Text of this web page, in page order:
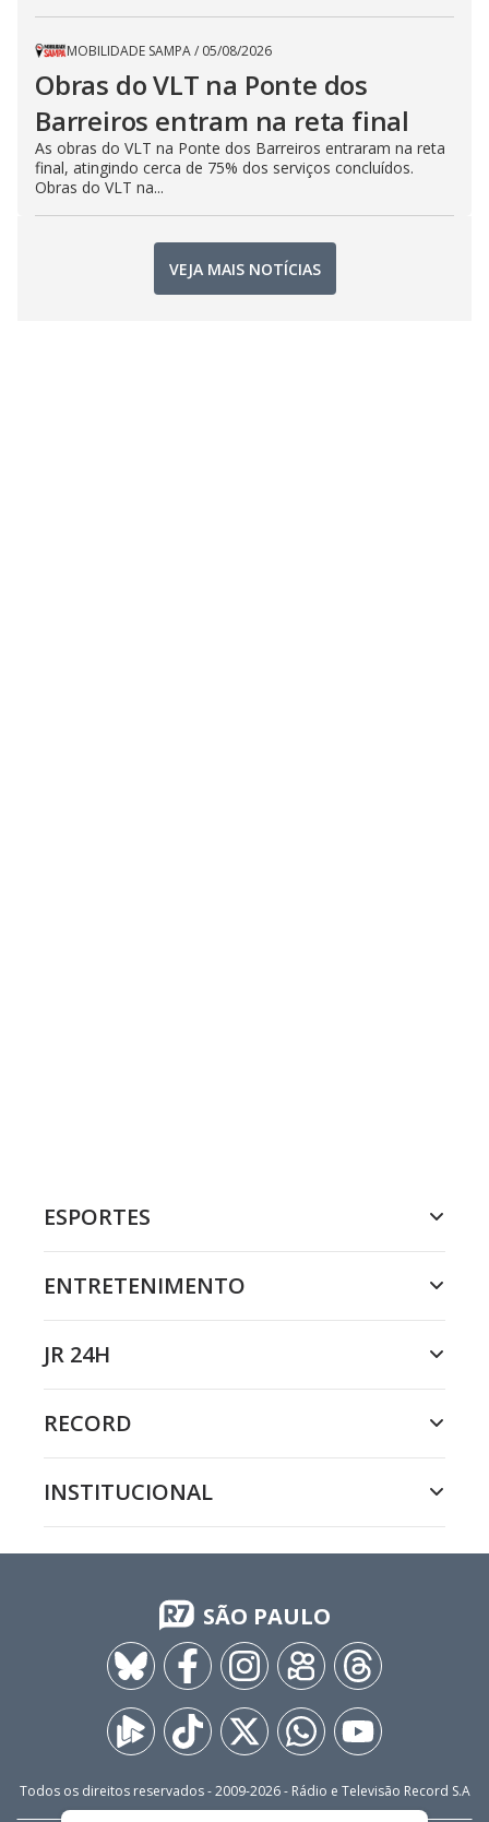
MOBILIDADE SAMPA/ 05/08/2026
Obras do VLT na Ponte dos
Barreiros entram na reta final
As obras do VLT na Ponte dos Barreiros entraram na reta
final, atingindo cerca de 75% dos serviços concluídos.
Obras do VLT na...
VEJA MAIS NOTÍCIAS
ESPORTES
ENTRETENIMENTO
JR 24H
RECORD
INSTITUCIONAL
SÃO PAULO
Todos os direitos reservados - 2009-2026- Rádio e Televisão Record S.A